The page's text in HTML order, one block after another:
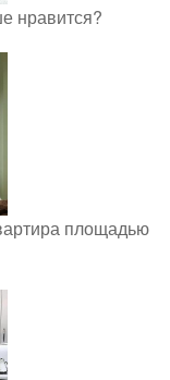
нравится?
площадью